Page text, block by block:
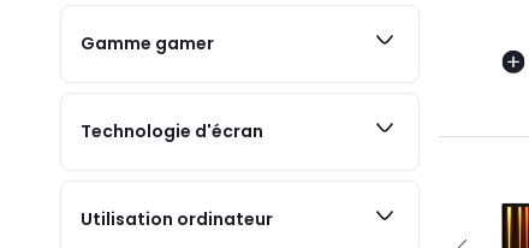
Gamme gamer
Technologie d'écran
Utilisation ordinateur